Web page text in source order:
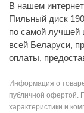
В нашем
Пильный диск
по самой лучшей
всей Беларуси,
оплаты,
Информация о
публичной офертой.
характеристики и